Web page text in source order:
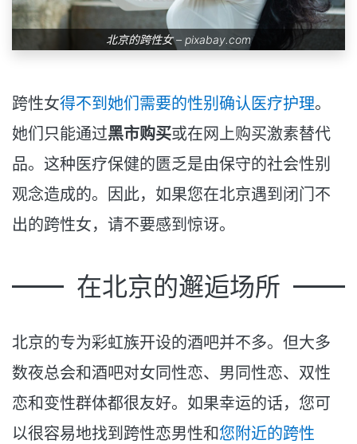
北京的跨性女 – pixabay.com
跨性女得不到她们需要的性别确认医疗护理。
她们只能通过黑市购买或在网上购买激素替代
品。这种医疗保健的匮乏是由保守的社会性别
观念造成的。因此，如果您在北京遇到闭门不
出的跨性女，请不要感到惊讶。
在北京的邂逅场所
北京的专为彩虹族开设的酒吧并不多。但大多
数夜总会和酒吧对女同性恋、男同性恋、双性
恋和变性群体都很友好。如果幸运的话，您可
以很容易地找到跨性恋男性和您附近的跨性